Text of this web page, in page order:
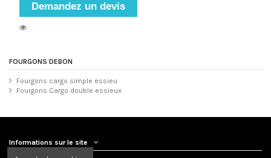
Demandez un devis
FOURGONS DEBON
Fourgons cargo simple essieu
Fourgons Cargo double essieux
Informations sur le site